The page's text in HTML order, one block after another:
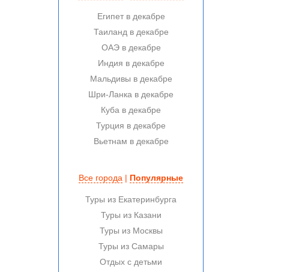
Египет в декабре
Таиланд в декабре
ОАЭ в декабре
Индия в декабре
Мальдивы в декабре
Шри-Ланка в декабре
Куба в декабре
Турция в декабре
Вьетнам в декабре
Все города | Популярные
Туры из Екатеринбурга
Туры из Казани
Туры из Москвы
Туры из Самары
Отдых с детьми